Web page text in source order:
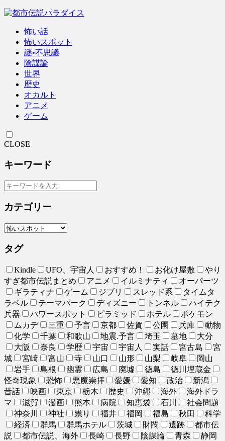
怖い話
怖いスポット
謎•不思議
陰謀論
世界
歴史
オカルト
アニメ
ゲーム
CLOSE
キーワード
カテゴリー
タグ
Kindle UFO、宇宙人 おすすめ！ お化け屋敷
やり
すぎ都市伝説まとめ
アニメ イルミナティ
オーパーツ
ギラティナ
ゲーム ジブリ スレッド系
タイムタ
ラベル
テーマパーク ディズニー トンネル
ハイテク
兵器
パワースポット ピラミッド ホテル
ポケモン
ムカデ
三重 予言 京都 佐賀 公園 兵庫
動物
化学
千葉 和歌山 地震.予言 埼玉 墓地
大分
大阪
奈良 学歴 宇宙 宇宙人 実話 宮古島
宮
城
宮崎 富山 寺 山口 山形 山梨 岐阜
岡山
岩手
島根 幽霊 広島 廃墟 徳島
徳川埋蔵金
怪奇現象
恐怖 悪魔崇拝 愛媛 愛知 政治
新潟
昔話
映画 東京 栃木 歴史 沖縄 海外
海外ドラ
マ
滋賀 漫画 熊本 病院 知恵袋 石川
社会問題
神奈川
神社 祟り 福井 福岡 福島 秋田
科学
経済
群馬 群馬ホテル 茨城 財閥 遺跡
都市伝
説
都市伝説、海外 長崎 長野 陰謀論 青森
静岡